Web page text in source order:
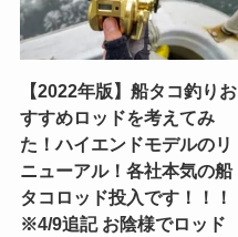
【2022年版】船タコ釣りお
すすめロッドを考えてみ
た！ハイエンドモデルのリ
ニューアル！各社本気の船
タコロッド投入です！！！
※4/9追記 お陰様でロッド